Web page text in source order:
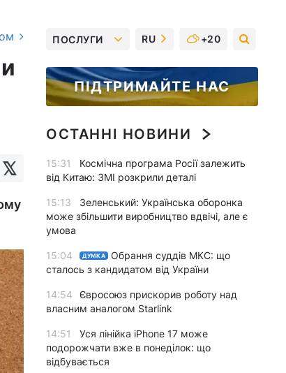
ПОСЛУГИ RU +20
ПІДТРИМАЙТЕ НАС
ОСТАННІ НОВИНИ
15:31
Космічна програма Росії залежить
від Китаю: ЗМІ розкрили деталі
15:13
Зеленський: Українська оборонка
може збільшити виробництво вдвічі, але є
умова
15:04 ДУМКА
Обрання суддів МКС: що
сталось з кандидатом від України
14:54
Євросоюз прискорив роботу над
власним аналогом Starlink
14:51
Уся лінійка iPhone 17 може
подорожчати вже в понеділок: що
відбувається